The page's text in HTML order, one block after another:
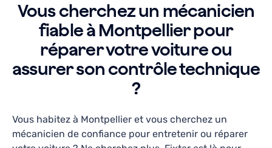
Garage Motrio
Révision, Vidange, Diagnostic, Réparations
Vous cherchez un mécanicien
fiable à Montpellier pour
réparer votre voiture ou
assurer son contrôle technique
?
Vous habitez à Montpellier et vous cherchez un
mécanicien de confiance pour entretenir ou réparer